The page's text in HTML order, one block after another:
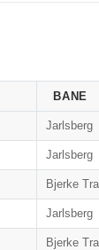
BANE
Jarlsberg
Jarlsberg
Bjerke
Jarlsberg
Bjerke